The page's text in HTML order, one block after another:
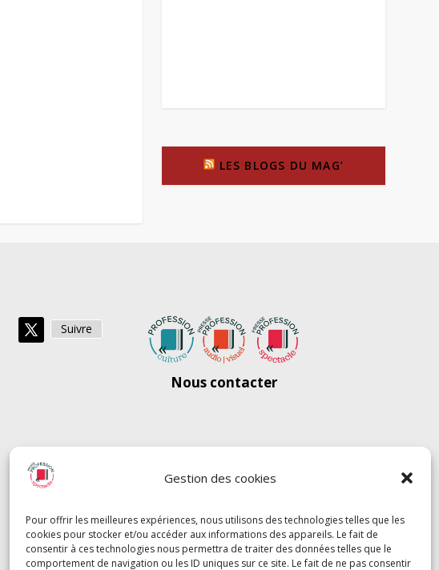
Gestion des cookies
Pour offrir les meilleures expériences, nous utilisons des technologies telles que les
cookies pour stocker et/ou accéder aux informations des appareils. Le fait de
consentir à ces technologies nous permettra de traiter des données telles que le
comportement de navigation ou les ID uniques sur ce site. Le fait de ne pas consentir
LES BLOGS DU MAG’
Suivre
Nous contacter